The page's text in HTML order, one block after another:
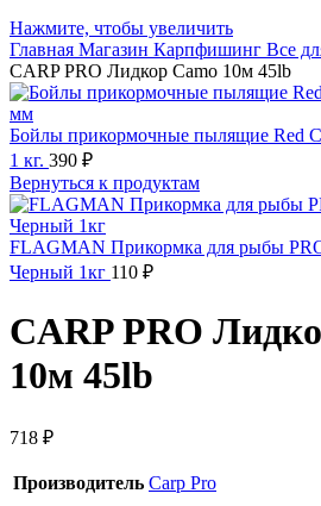
Нажмите, чтобы увеличить
Главная Магазин Карпфишинг Все
CARP PRO Лидкор Camo 10м 45lb
Бойлы прикормочные пылящие
1 кг. 390 ₽
Вернуться к продуктам
FLAGMAN Прикормка для рыбы
Черный 1кг 110 ₽
CARP PRO
10м 45lb
718 ₽
Производитель Carp Pro